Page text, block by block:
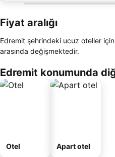
Fiyat aralığı
Edremit şehrindeki ucuz oteller
arasında değişmektedir.
Edremit konumunda
Otel Apart otel